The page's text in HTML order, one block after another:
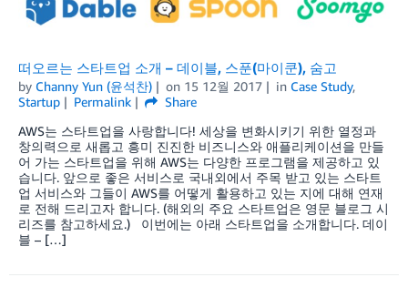
떠오르는 스타트업 소개 – 데이블, 스푼(마이쿤), 숨고
by Channy Yun (윤석찬) on 15 12월 2017 in Case Study,
Startup
Permalink
Share
AWS는 스타트업을 사랑합니다! 세상을 변화시키기 위한 열정과
창의력으로 새롭고 흥미 진진한 비즈니스와 애플리케이션을 만들
어 가는 스타트업을 위해 AWS는 다양한 프로그램을 제공하고 있
습니다. 앞으로 좋은 서비스로 국내외에서 주목 받고 있는 스타트
업 서비스와 그들이 AWS를 어떻게 활용하고 있는 지에 대해 연재
로 전해 드리고자 합니다. (해외의 주요 스타트업은 영문 블로그 시
리즈를 참고하세요.) 이번에는 아래 스타트업을 소개합니다. 데이
블 – […]